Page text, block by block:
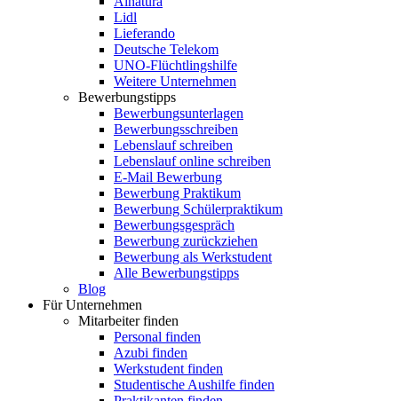
Lidl
Lieferando
Deutsche Telekom
UNO-Flüchtlingshilfe
Weitere Unternehmen
Bewerbungstipps
Bewerbungsunterlagen
Bewerbungsschreiben
Lebenslauf schreiben
Lebenslauf online schreiben
E-Mail Bewerbung
Bewerbung Praktikum
Bewerbung Schülerpraktikum
Bewerbungsgespräch
Bewerbung zurückziehen
Bewerbung als Werkstudent
Alle Bewerbungstipps
Blog
Für Unternehmen
Mitarbeiter finden
Personal finden
Azubi finden
Werkstudent finden
Studentische Aushilfe finden